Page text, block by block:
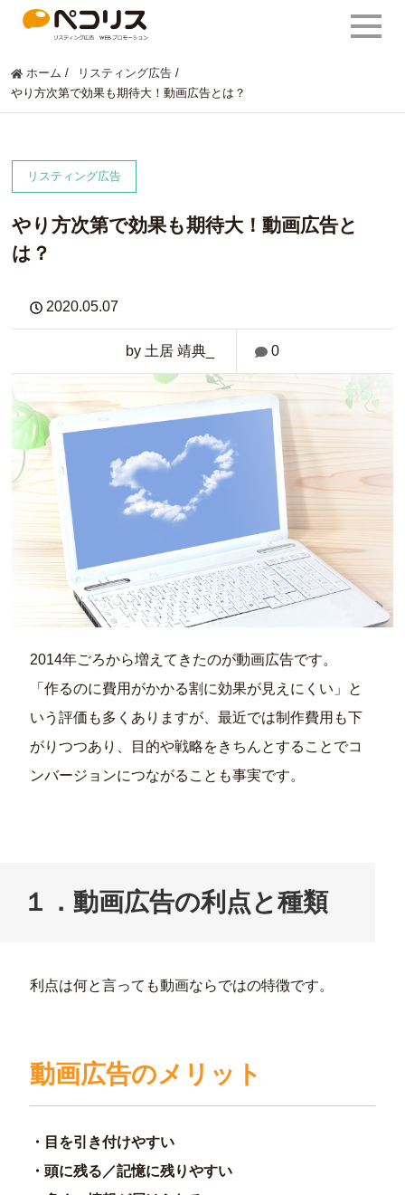
ホーム / リスティング広告 /
やり方次第で効果も期待大！動画広告とは？
リスティング広告
やり方次第で効果も期待大！動画広告と
は？
2020.05.07
by 土居 靖典_ 0
2014年ごろから増えてきたのが動画広告です。
「作るのに費用がかかる割に効果が見えにくい」と
いう評価も多くありますが、最近では制作費用も下
がりつつあり、目的や戦略をきちんとすることでコ
ンバージョンにつながることも事実です。
１．動画広告の利点と種類
利点は何と言っても動画ならではの特徴です。
動画広告のメリット
・目を引き付けやすい
・頭に残る／記憶に残りやすい